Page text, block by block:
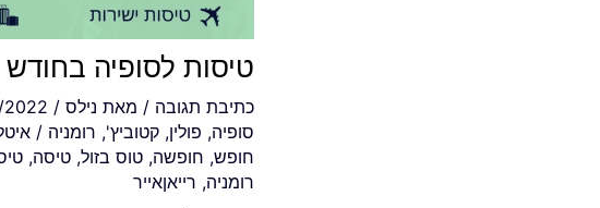
טיסות לסופיה בחודש
כתיבת תגובה / מאת נילס /
2022
סופיה, פולין, קטוביץ', רומניה /
חופש, חופשה, טוס בזול, טיסה,
רומניה, רייאןאייר